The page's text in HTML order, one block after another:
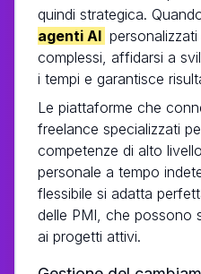
quindi strategica.
agenti AI
complessi, affidarsi a
i tempi e garantisce
Le piattaforme che
freelance specializzati
competenze di alto
personale a tempo
flessibile si adatta
delle PMI, che possono
ai progetti attivi.